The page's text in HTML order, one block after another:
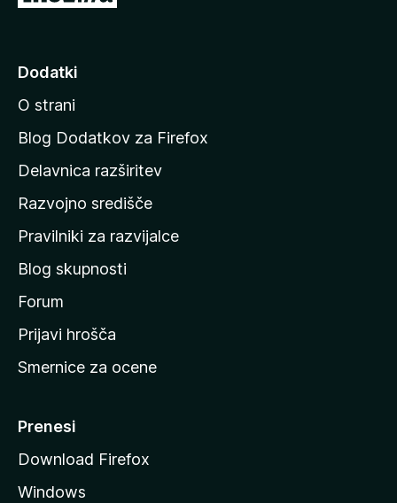
d
n
a
o
m
a
o
s
t
a
M
z
i
Dodatki
O strani
Blog Dodatkov za Firefox
Delavnica razširitev
Razvojno središče
Pravilniki za razvijalce
Blog skupnosti
Forum
Prijavi hrošča
Smernice za ocene
Prenesi
Download Firefox
Windows